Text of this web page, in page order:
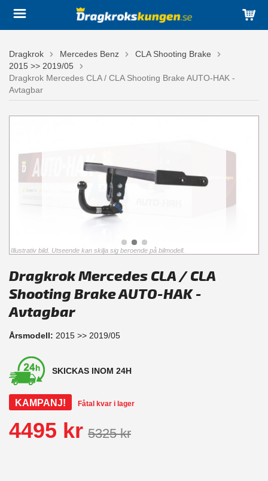
Dragkrok Mercedes Benz
CLA Shooting Brake
2015 >> 2019/05
Dragkrok Mercedes CLA / CLA Shooting Brake AUTO-HAK -
Avtagbar
Illustrativ bild. Utseende kan skilja sig beroende på bilmodell.
Dragkrok Mercedes CLA / CLA
Shooting Brake AUTO-HAK -
Avtagbar
Årsmodell: 2015 >> 2019/05
SKICKAS INOM 24H
KAMPANJ! Fåtal kvar i lager
4495 kr 5325 kr